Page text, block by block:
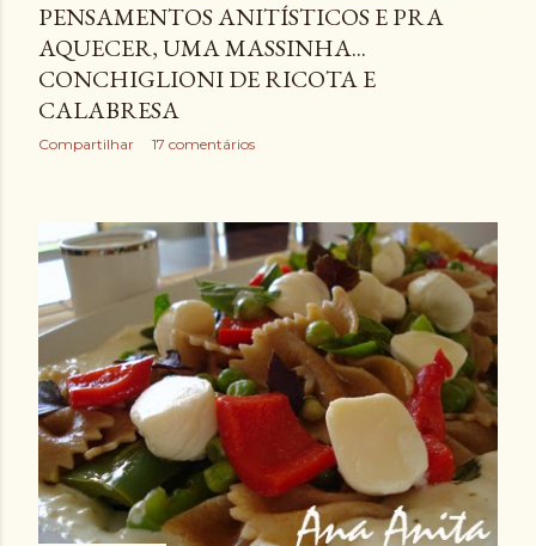
PENSAMENTOS ANITÍSTICOS E PRA
AQUECER, UMA MASSINHA...
CONCHIGLIONI DE RICOTA E
CALABRESA
Compartilhar 17 comentários